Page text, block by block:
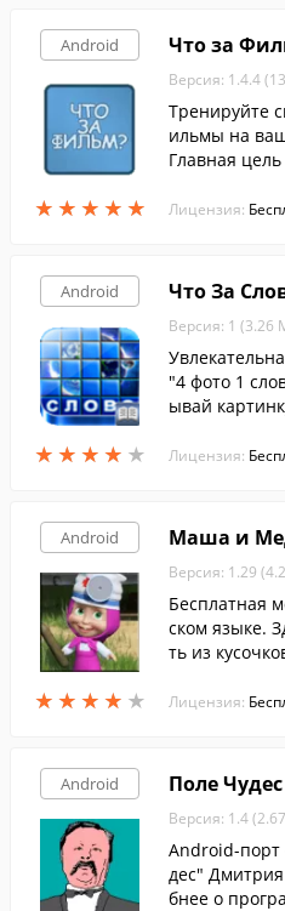
Android
★ ★ ★ ★ ★
★ ★ ★ ★ ★
Что за
Версия: 1.4.4
Тренируйте
ильмы на
Главная
Лицензия:
Android
★ ★ ★ ★ ★
★ ★ ★ ★ ★
Что За
Версия: 1 (3.26
"4 фото 1
ывай
Лицензия:
Android
★ ★ ★ ★ ★
★ ★ ★ ★ ★
Маша и
Версия: 1.29
Бесплатная
ском языке.
ть из
Лицензия:
Android Поле Чудес
Версия: 1.4
Android-порт
дес"
бнее о